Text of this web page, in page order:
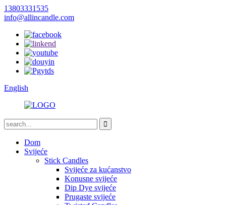
13803331535
info@allincandle.com
English
Dom
Svijeće
Stick Candles
Svijeće za kućanstvo
Konusne svijeće
Dip Dye svijeće
Prugaste svijeće